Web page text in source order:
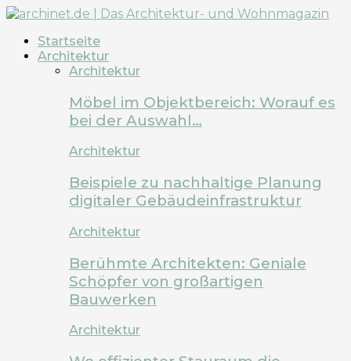
Startseite
Architektur
Architektur
Möbel im Objektbereich: Worauf es
bei der Auswahl…
Architektur
Beispiele zu nachhaltige Planung
digitaler Gebäudeinfrastruktur
Architektur
Berühmte Architekten: Geniale
Schöpfer von großartigen
Bauwerken
Architektur